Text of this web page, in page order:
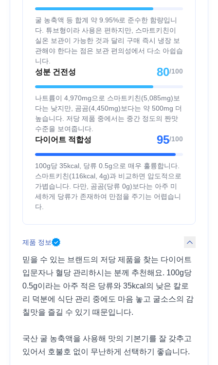
굴 농축액 등 합계 약 9.95%로 준수한 함량입니
다. 튜브형이라 사용은 편하지만, 스마트키친이
실온 보관이 가능한 것과 달리 구매 즉시 냉장 보
관해야 한다는 점은 보관 편의성에서 다소 아쉽습
니다.
성분 건전성 80/100
나트륨이 4,970mg으로 스마트키친(5,085mg)보
다는 낮지만, 곰곰(4,450mg)보다는 약 500mg 더
높습니다. 저당 제품 중에서는 중간 정도의 짠맛
수준을 보여줍니다.
다이어트 적합성 95/100
100g당 35kcal, 당류 0.5g으로 매우 훌륭합니다.
스마트키친(116kcal, 4g)과 비교하면 압도적으로
가볍습니다. 다만, 곰곰(당류 0g)보다는 아주 미
세하게 당류가 존재하여 만점을 주기는 어렵습니
다.
제품 정보
믿을 수 있는 브랜드의 저당 제품을 찾는 다이어트
입문자나 혈당 관리하시는 분께 추천해요. 100g당
0.5g이라는 아주 적은 당류와 35kcal의 낮은 칼로
리 덕분에 식단 관리 중에도 마음 놓고 굴소스의 감
칠맛을 즐길 수 있기 때문입니다.
국산 굴 농축액을 사용해 맛의 기본기를 잘 갖추고
있어서 호불호 없이 무난하게 선택하기 좋습니다.